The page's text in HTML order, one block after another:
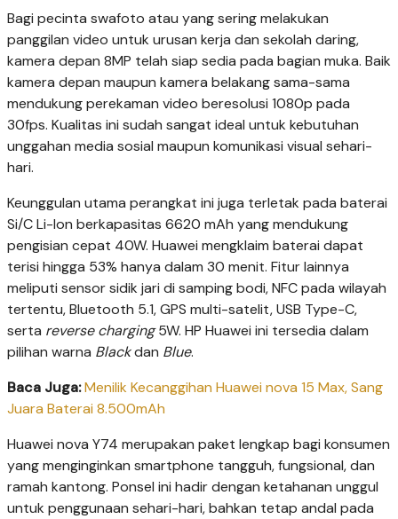
Bagi pecinta swafoto atau yang sering melakukan
panggilan video untuk urusan kerja dan sekolah daring,
kamera depan 8MP telah siap sedia pada bagian muka. Baik
kamera depan maupun kamera belakang sama-sama
mendukung perekaman video beresolusi 1080p pada
30fps. Kualitas ini sudah sangat ideal untuk kebutuhan
unggahan media sosial maupun komunikasi visual sehari-
hari.
Keunggulan utama perangkat ini juga terletak pada baterai
Si/C Li-Ion berkapasitas 6620 mAh yang mendukung
pengisian cepat 40W. Huawei mengklaim baterai dapat
terisi hingga 53% hanya dalam 30 menit. Fitur lainnya
meliputi sensor sidik jari di samping bodi, NFC pada wilayah
tertentu, Bluetooth 5.1, GPS multi-satelit, USB Type-C,
serta reverse charging5W. HP Huawei ini tersedia dalam
pilihan warna Blackdan Blue.
Baca Juga:Menilik Kecanggihan Huawei nova 15 Max, Sang
Juara Baterai 8.500mAh
Huawei nova Y74 merupakan paket lengkap bagi konsumen
yang menginginkan smartphone tangguh, fungsional, dan
ramah kantong. Ponsel ini hadir dengan ketahanan unggul
untuk penggunaan sehari-hari, bahkan tetap andal pada